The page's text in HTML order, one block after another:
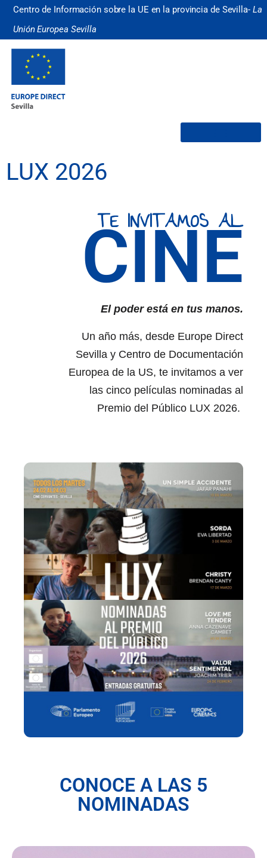
Centro de Información sobre la UE en la provincia de Sevilla- La
Unión Europea Sevilla
LUX 2026
TE INVITAMOS AL
CINE
El poder está en tus manos.
Un año más, desde Europe Direct
Sevilla y Centro de Documentación
Europea de la US, te invitamos a ver
las cinco películas nominadas al
Premio del Público LUX 2026.
CONOCE A LAS 5
NOMINADAS